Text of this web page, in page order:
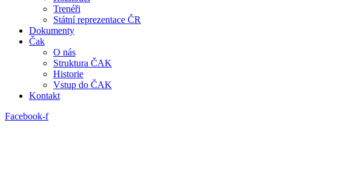
Trenéři
Státní reprezentace ČR
Dokumenty
Čak
O nás
Struktura ČAK
Historie
Vstup do ČAK
Kontakt
Facebook-f